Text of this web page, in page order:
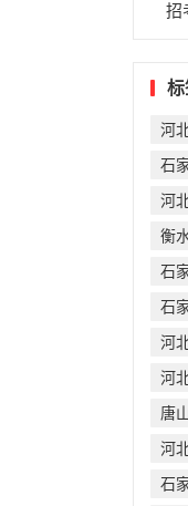
招
标
河
石
河
衡
石
石
河
河
唐
河
石